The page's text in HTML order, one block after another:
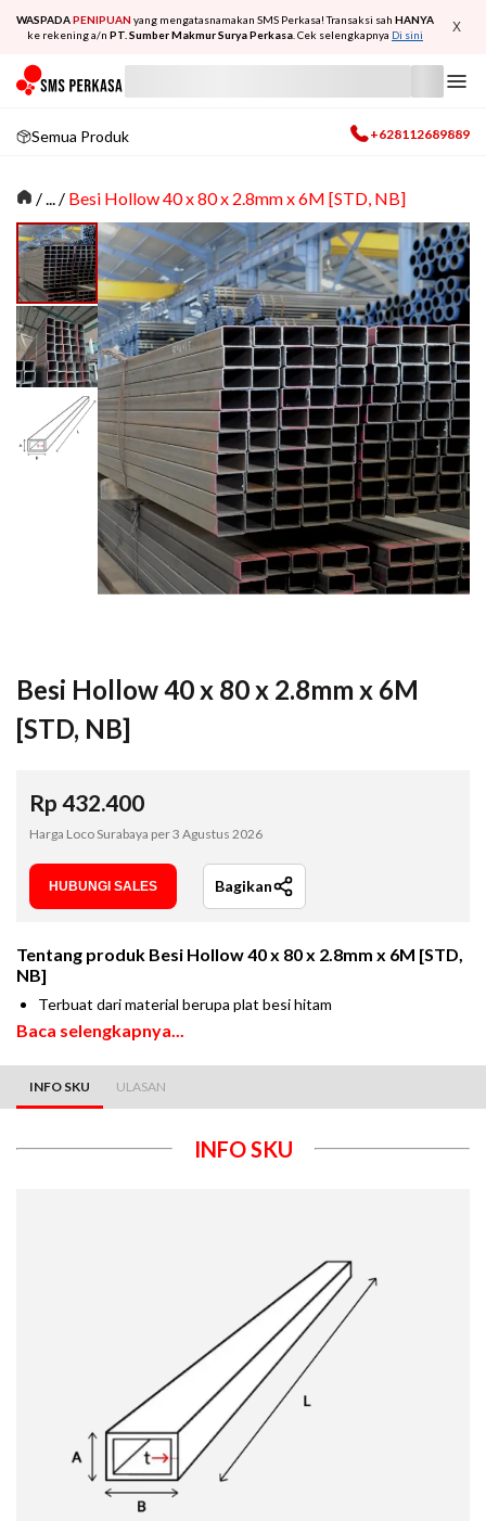
WASPADAPENIPUAN yang mengatasnamakan SMS Perkasa! Transaksi sah HANYA
ke rekening a/n PT. Sumber Makmur Surya Perkasa . Cek selengkapnya Di sini X
Semua Produk +628112689889
/... / Besi Hollow 40 x 80 x 2.8mm x 6M [STD, NB]
Besi Hollow 40 x 80 x 2.8mm x 6M
[STD, NB]
Rp 432.400
Harga Loco Surabaya per3 Agustus 2026
HUBUNGI SALES Bagikan
Tentang produk Besi Hollow 40 x 80 x 2.8mm x 6M [STD,
NB]
Terbuat dari material berupa plat besi hitam
Baca selengkapnya...
INFO SKU ULASAN
INFO SKU